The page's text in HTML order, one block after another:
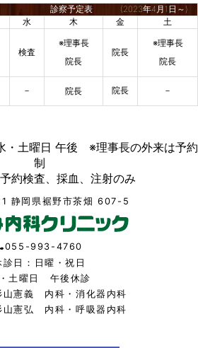
診察予定表 (2023年4月1日～)
水 木 金 土
検査
※理事長
院長
院長
※理事長
院長
－ 院長 院長 －
・土曜日 午後 ※理事長の外来は予約
制
約検査、採血、注射のみ
静岡県裾野市茶畑 607-5
055-993-4760
診日：日曜・祝日
土曜日 午後休診
憲義 内科・消化器内科
憲弘 内科・呼吸器内科